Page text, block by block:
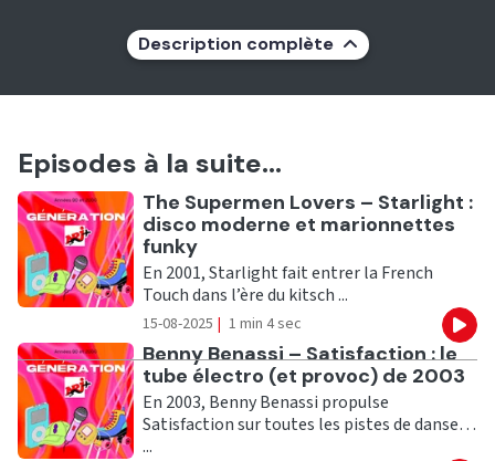
Description complète
Episodes à la suite...
Ecouter
The Supermen Lovers – Starlight :
disco moderne et marionnettes
funky
En 2001, Starlight fait entrer la French
Touch dans l’ère du kitsch ...
15-08-2025 | 1 min 4 sec
Ecouter
Benny Benassi – Satisfaction : le
tube électro (et provoc) de 2003
En 2003, Benny Benassi propulse
Satisfaction sur toutes les pistes de danse…
...